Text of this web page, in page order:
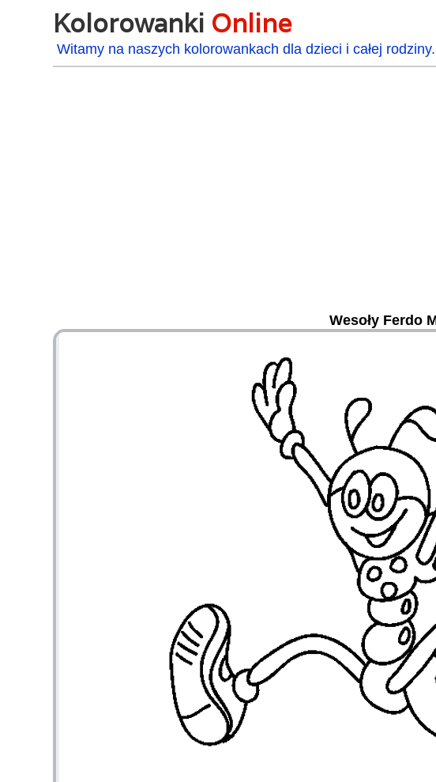
Kolorowanki Online
Witamy na naszych kolorowankach dla dzieci i całej
Wesoły Ferdo